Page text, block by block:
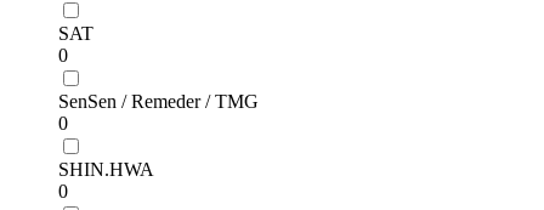
SAT
0
SenSen / Remeder / TMG
0
SHIN.HWA
0